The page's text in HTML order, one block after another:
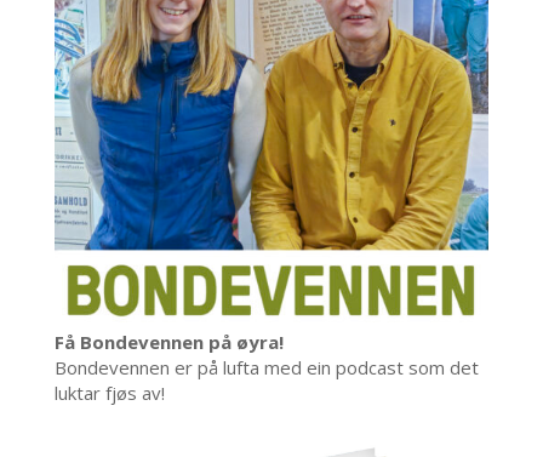
Få Bondevennen på øyra!
Bondevennen er på lufta med ein podcast som det
luktar fjøs av!